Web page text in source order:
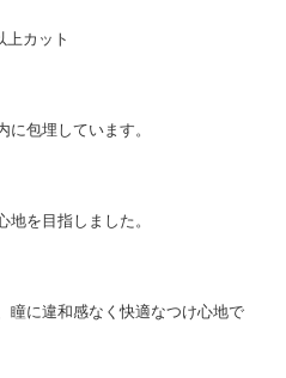
上カット
包埋しています。
を目指しました。
瞳に違和感なく快適なつけ心地で